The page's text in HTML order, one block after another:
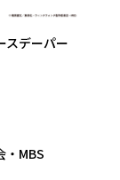
スデーパー
・MBS